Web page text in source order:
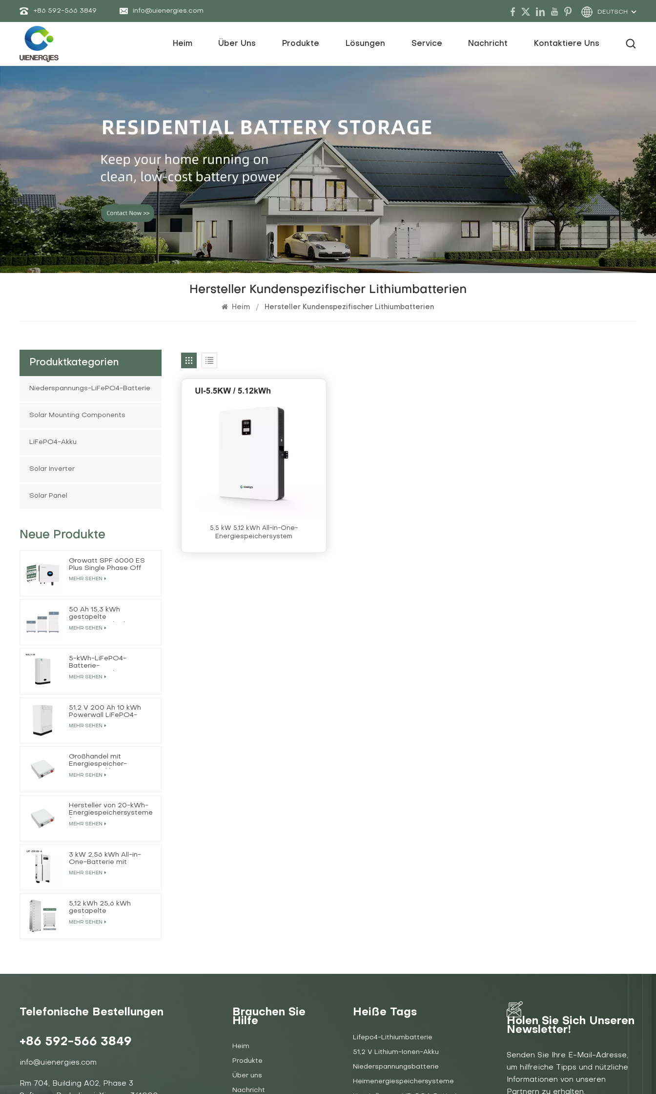
+86 592-566 3849 info@uienergies.com DEUTSCH
Heim Über Uns Produkte Lösungen Service Nachricht Kontaktiere Uns
Hersteller Kundenspezifischer Lithiumbatterien
Heim / Hersteller Kundenspezifischer Lithiumbatterien
5,5 kW 5,12 kWh All-in-One-
Energiespeichersystem
Produktkategorien
Niederspannungs-LiFePO4-Batterie
Solar Mounting Components
LiFePO4-Akku
Solar Inverter
Solar Panel
Neue Produkte
Growatt SPF 6000 ES
Plus Single Phase Off
Grid Solar Inverter
MEHR SEHEN
50 Ah 15,3 kWh
gestapelte
MEHR SEHEN
5-kWh-LiFePO4-
Batterie-
MEHR SEHEN
51,2 V 200 Ah 10 kWh
Powerwall LiFePO4-
Batteriehersteller
MEHR SEHEN
Großhandel mit
Energiespeicher-
MEHR SEHEN
Hersteller von 20-kWh-
Energiespeichersystemen
MEHR SEHEN
3 kW 2,56 kWh All-in-
One-Batterie mit
netzunabhängigem
MEHR SEHEN
5,12 kWh 25,6 kWh
gestapelte
Lithiumbatterie
MEHR SEHEN
Telefonische Bestellungen
+86 592-566 3849
info@uienergies.com
Rm 704, Building A02, Phase 3
Brauchen Sie
Hilfe
Heim
Produkte
Über uns
Nachricht
Heiße Tags
Lifepo4-Lithiumbatterie
51,2 V Lithium-Ionen-Akku
Niederspannungsbatterie
Heimenergiespeichersysteme
Holen Sie Sich Unseren
Newsletter!
Senden Sie Ihre E-Mail-Adresse,
um hilfreiche Tipps und nützliche
Informationen von unseren
Partnern zu erhalten.